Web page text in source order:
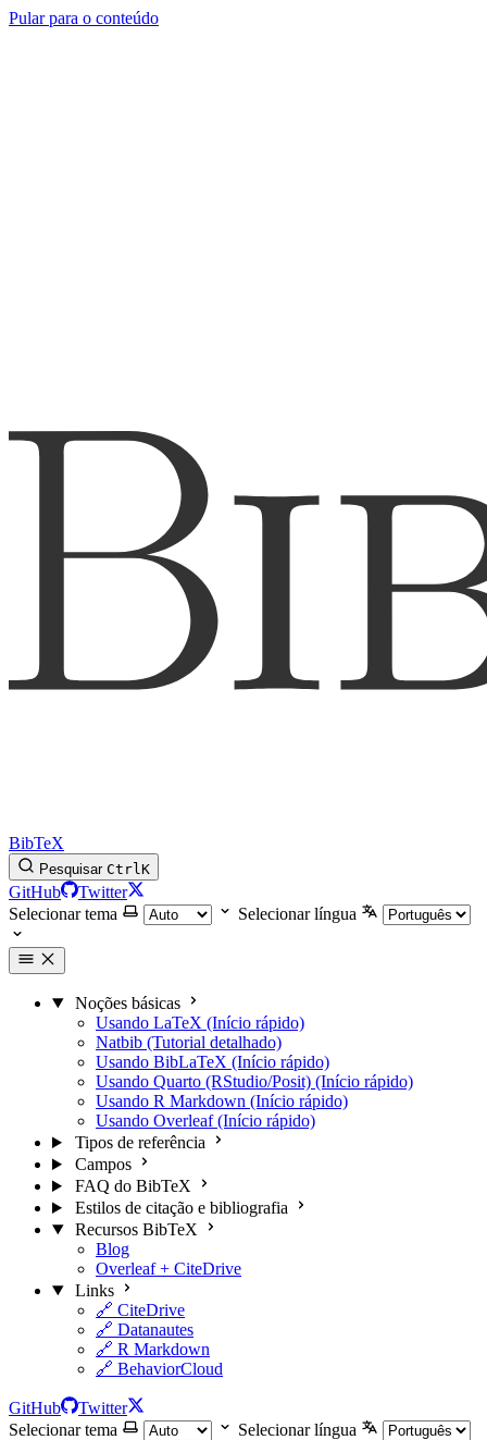
Pular para o conteúdo
BibTeX
Pesquisar CtrlK
GitHub
Twitter
Selecionar tema
Selecionar língua
Noções básicas
Usando LaTeX (Início rápido)
Natbib (Tutorial detalhado)
Usando BibLaTeX (Início rápido)
Usando Quarto (RStudio/Posit) (Início rápido)
Usando R Markdown (Início rápido)
Usando Overleaf (Início rápido)
Tipos de referência
Campos
FAQ do BibTeX
Estilos de citação e bibliografia
Recursos BibTeX
Blog
Overleaf + CiteDrive
Links
🔗 CiteDrive
🔗 Datanautes
🔗 R Markdown
🔗 BehaviorCloud
GitHub
Twitter
Selecionar tema
Selecionar língua